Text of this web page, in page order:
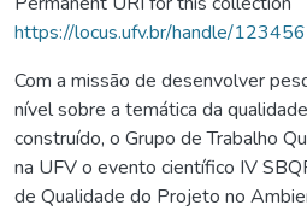
https://locus.ufv.br/handle/
Com a missão de desenvolver
nível sobre a temática da
construído, o Grupo de Trabalho
na UFV o evento científico IV
de Qualidade do Projeto no